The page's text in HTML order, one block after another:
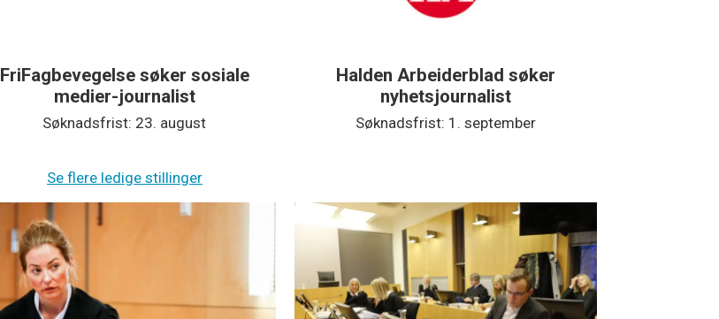
FriFagbevegelse søker sosiale
medier-journalist
Søknadsfrist: 23. august
Halden Arbeiderblad søker
nyhetsjournalist
Søknadsfrist: 1. september
Se flere ledige stillinger